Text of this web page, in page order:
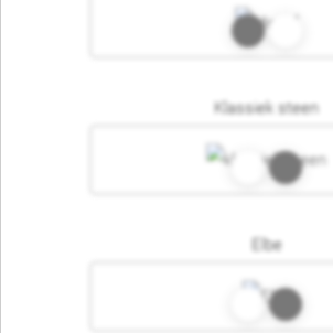
Klassiek steen
Elbe